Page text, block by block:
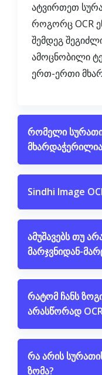
ატვირთეთ
როგორც OCR
შემდეგ
ამოცნობილი
ერთ-ერთი
რომელი
მხარდაჭერილია
Sindhi Image
ამუშავებს თუ
მარჯვნიდან-
რატომ ჩანს
არასწორად
რა არის
ზომა?